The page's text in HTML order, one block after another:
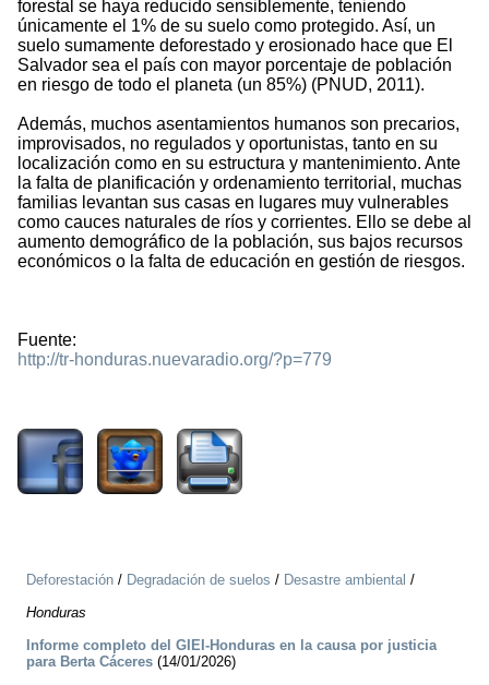
forestal se haya reducido sensiblemente, teniendo
únicamente el 1% de su suelo como protegido. Así, un
suelo sumamente deforestado y erosionado hace que El
Salvador sea el país con mayor porcentaje de población
en riesgo de todo el planeta (un 85%) (PNUD, 2011).
Además, muchos asentamientos humanos son precarios,
improvisados, no regulados y oportunistas, tanto en su
localización como en su estructura y mantenimiento. Ante
la falta de planificación y ordenamiento territorial, muchas
familias levantan sus casas en lugares muy vulnerables
como cauces naturales de ríos y corrientes. Ello se debe al
aumento demográfico de la población, sus bajos recursos
económicos o la falta de educación en gestión de riesgos.
Fuente:
http://tr-honduras.nuevaradio.org/?p=779
Deforestación / Degradación de suelos / Desastre ambiental /
Honduras
Informe completo del GIEI-Honduras en la causa por justicia
para Berta Cáceres (14/01/2026)